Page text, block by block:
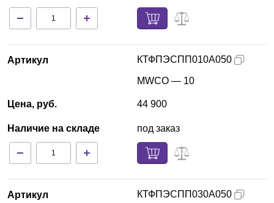
Артикул
Цена, руб.
Наличие на складе
КТФПЭСПП010А050
MWCO — 10
44 900
под заказ
Артикул КТФПЭСПП030А050